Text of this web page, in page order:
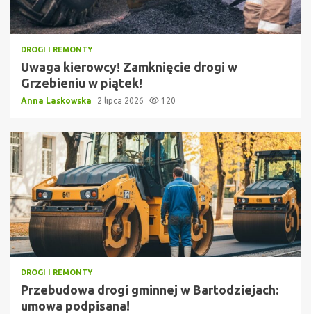
DROGI I REMONTY
Uwaga kierowcy! Zamknięcie drogi w
Grzebieniu w piątek!
Anna Laskowska 2 lipca 2026 120
DROGI I REMONTY
Przebudowa drogi gminnej w Bartodziejach:
umowa podpisana!